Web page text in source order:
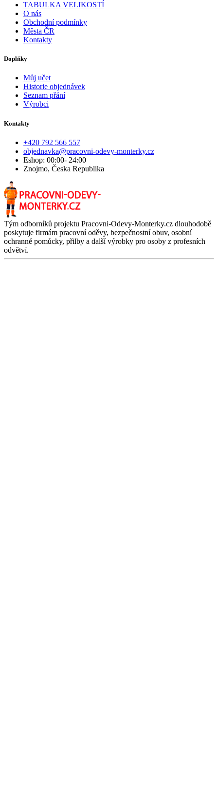
TABULKA VELIKOSTÍ
O nás
Obchodní podmínky
Města ČR
Kontakty
Doplňky
Můj učet
Historie objednávek
Seznam přání
Výrobci
Kontakty
+420 792 566 557
objednavka@pracovni-odevy-monterky.cz
Eshop: 00:00- 24:00
Znojmo, Česka Republika
Tým odborníků projektu Pracovni-Odevy-Monterky.cz dlouhodobě
poskytuje firmám pracovní oděvy, bezpečnostní obuv, osobní
ochranné pomůcky, přilby a další výrobky pro osoby z profesních
odvětví.